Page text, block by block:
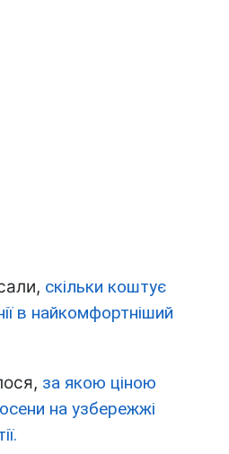
скільки коштує
в найкомфортніший
за якою ціною
на узбережжі